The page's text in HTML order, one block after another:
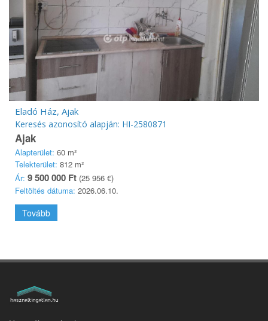
Eladó Ház, Ajak
Keresés azonosító alapján: HI-2580871
Ajak
Alapterület: 60 m²
Telekterület: 812 m²
Ár: 9 500 000 Ft (25 956 €)
Feltöltés dátuma: 2026.06.10.
Tovább